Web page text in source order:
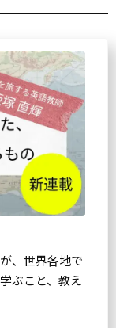
、世界各地で
ぶこと、教え